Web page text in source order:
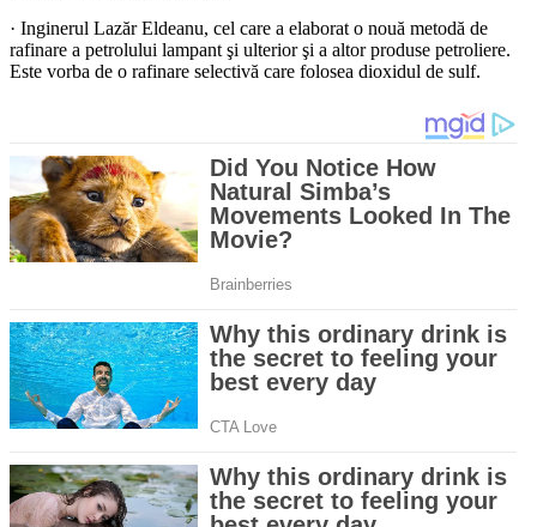
· Inginerul Lazăr Eldeanu, cel care a elaborat o nouă metodă de
rafinare a petrolului lampant şi ulterior şi a altor produse petroliere.
Este vorba de o rafinare selectivă care folosea dioxidul de sulf.